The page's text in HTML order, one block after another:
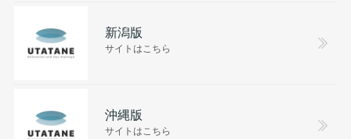
新潟版
サイトはこちら
沖縄版
サイトはこちら